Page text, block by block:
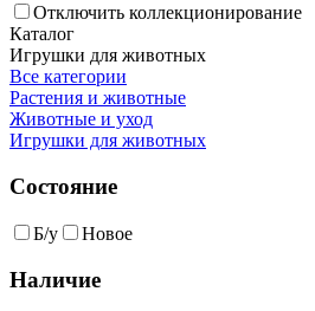
Отключить коллекционирование
Каталог
Игрушки для животных
Все категории
Растения и животные
Животные и уход
Игрушки для животных
Состояние
Б/у Новое
Наличие